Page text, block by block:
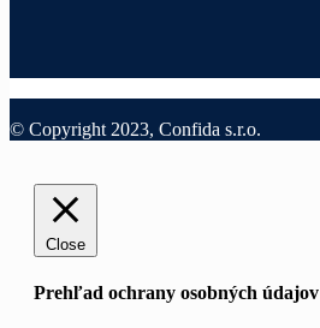
© Copyright 2023, Confida s.r.o.
Close
Prehľad ochrany osobných údajov